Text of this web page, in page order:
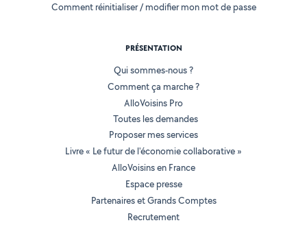
Comment réinitialiser / modifier mon mot de passe
PRÉSENTATION
Qui sommes-nous ?
Comment ça marche ?
AlloVoisins Pro
Toutes les demandes
Proposer mes services
Livre « Le futur de l'économie collaborative »
AlloVoisins en France
Espace presse
Partenaires et Grands Comptes
Recrutement